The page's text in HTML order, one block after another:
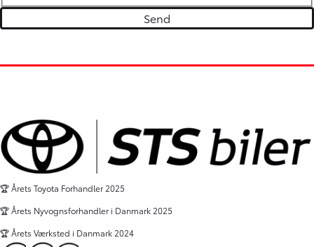
🏆 Årets Toyota Forhandler 2025
🏆 Årets Nyvognsforhandler i Danmark 2025
🏆 Årets Værksted i Danmark 2024